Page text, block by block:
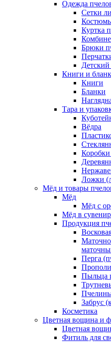
Одежда
Сетки
Куртка
Брюки
Книги и
Книги
Бланки
Тара и
Вёдра
Коробки
Ложки
Мёд и товары
Мёд
Мёд с
Мёд в
Продукция
Перга
Пыльца
Забрус
Косметика
Цветная вощина и
Цветная
Фитиль для